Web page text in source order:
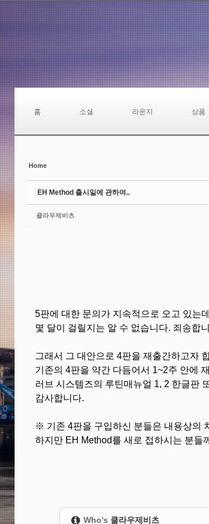
홈 소셜 라운지 상품
Home
EH Method 출시일에 관하여..
클라우제비츠
5판에 대한 문의가 지속적으로 오고 있는
몇 달이 걸릴지는 알 수 없습니다. 죄송합
그래서 그 대안으로 4판을 재출간하고자
기존의 4판을 약간 다듬어서 1~2주 안에
러브 시스템즈의 루틴매뉴얼 1, 2 한글판
감사합니다.
※ 기존 4판을 구입하신 분들은 내용상의
하지만 EH Method를 새로 접하시는 분들
Who's 클라우제비츠
스케치북5
스케치북5
스케치북5
스케치북5